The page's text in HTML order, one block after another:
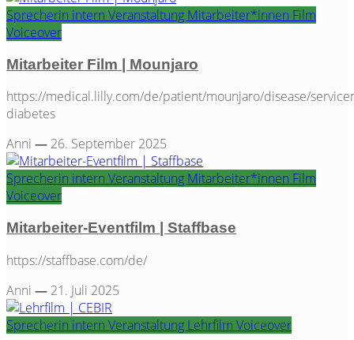
Category
Sprecherin intern Veranstaltung Mitarbeiter*innen Film
Voiceover
Mitarbeiter Film | Mounjaro
https://medical.lilly.com/de/patient/mounjaro/disease/
diabetes
Anni — 26. September 2025
Sprecherin intern Veranstaltung Mitarbeiter*innen Film
Voiceover
Mitarbeiter-Eventfilm | Staffbase
https://staffbase.com/de/
Anni — 21. Juli 2025
Sprecherin intern Veranstaltung Lehrfilm Voiceover